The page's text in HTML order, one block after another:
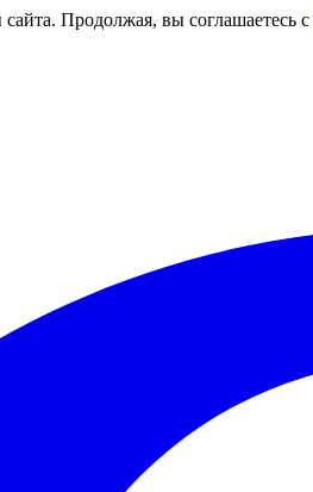
Продолжая, вы соглашаетесь с